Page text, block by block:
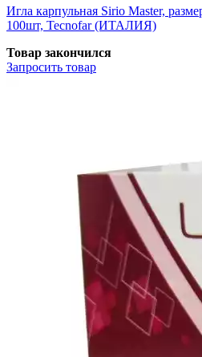
Игла карпульная Sirio Master,
100шт, Tecnofar (ИТАЛИЯ)
Товар закончился
Запросить товар